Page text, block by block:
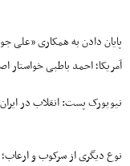
پایان دادن به همکاری «علی
آمریکا؛ احمد باطبی خواستار
نیویورک پست: انقلاب در
نوع دیگری از سرکوب و ارعاب؛